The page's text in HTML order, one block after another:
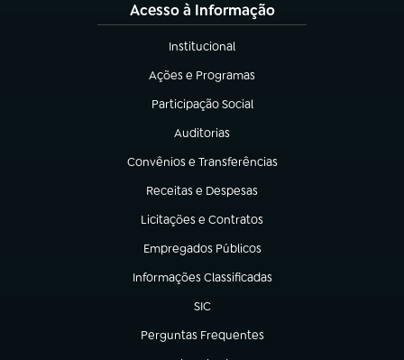
Acesso à Informação
Institucional
(abre em nova aba)
Ações e Programas
(abre em nova aba)
Participação Social
(abre em nova aba)
Auditorias
(abre em nova aba)
Convênios e Transferências
(abre em nova aba)
Receitas e Despesas
(abre em nova aba)
Licitações e Contratos
(abre em nova aba)
Empregados Públicos
(abre em nova aba)
Informações Classificadas
(abre em nova aba)
SIC
(abre em nova aba)
Perguntas Frequentes
(abre em nova aba)